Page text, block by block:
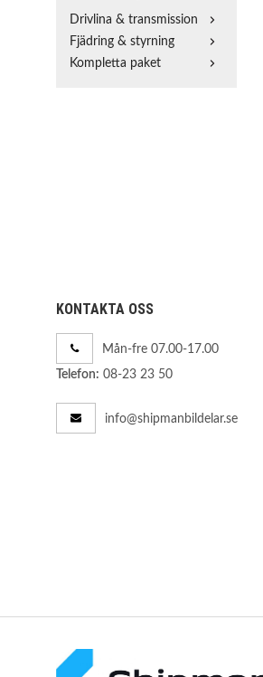
Drivlina & transmission
Fjädring & styrning
Kompletta paket
KONTAKTA OSS
Mån-fre 07.00-17.00
Telefon: 08-23 23 50
info@shipmanbildelar.se